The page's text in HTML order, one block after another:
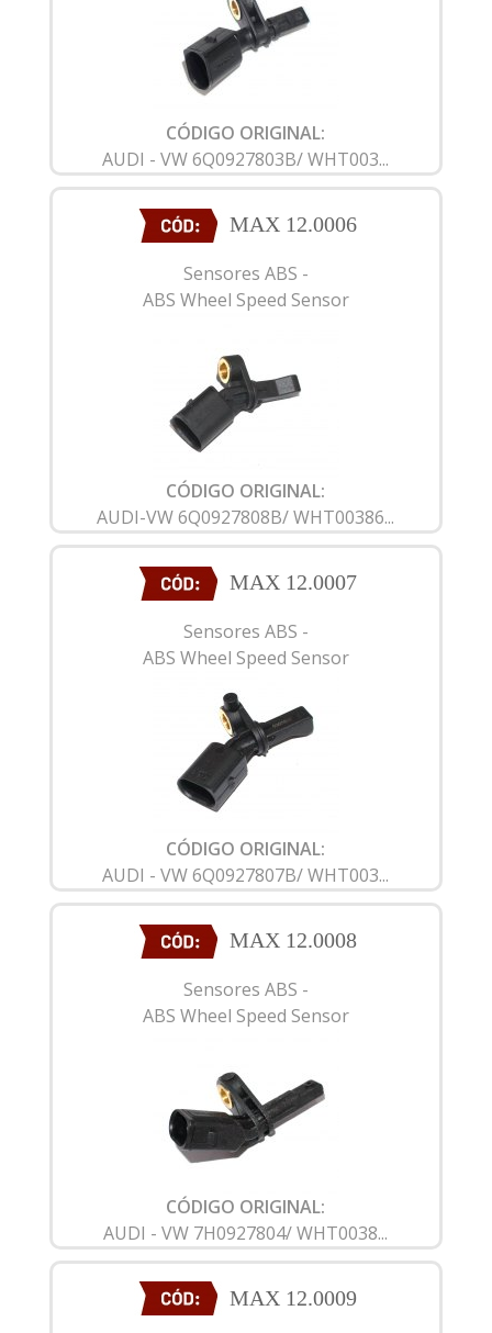
CÓDIGO ORIGINAL:
AUDI - VW 6Q0927803B/ WHT003...
MAX 12.0006
Sensores ABS -
ABS Wheel Speed Sensor
CÓDIGO ORIGINAL:
AUDI-VW 6Q0927808B/ WHT00386...
MAX 12.0007
Sensores ABS -
ABS Wheel Speed Sensor
CÓDIGO ORIGINAL:
AUDI - VW 6Q0927807B/ WHT003...
MAX 12.0008
Sensores ABS -
ABS Wheel Speed Sensor
CÓDIGO ORIGINAL:
AUDI - VW 7H0927804/ WHT0038...
MAX 12.0009